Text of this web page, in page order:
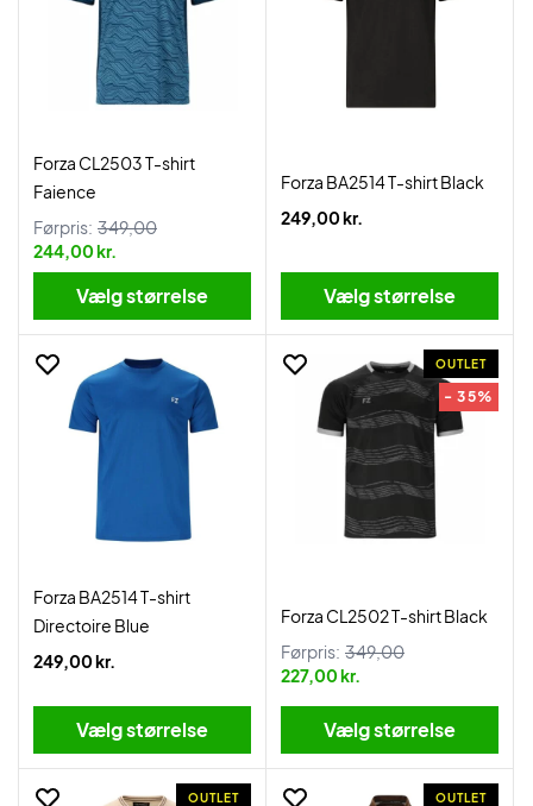
Forza CL2503 T-shirt
Faience
Førpris: 349,00
244,00 kr.
Vælg størrelse
Forza BA2514 T-shirt Black
249,00 kr.
Vælg størrelse
Forza BA2514 T-shirt
Directoire Blue
249,00 kr.
Vælg størrelse
OUTLET
- 35%
Forza CL2502 T-shirt Black
Førpris: 349,00
227,00 kr.
Vælg størrelse
OUTLET OUTLET